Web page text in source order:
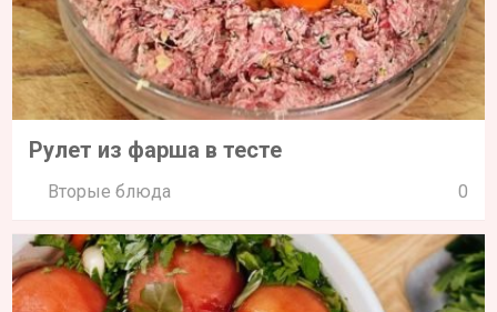
Рулет из фарша в тесте
Вторые блюда 0